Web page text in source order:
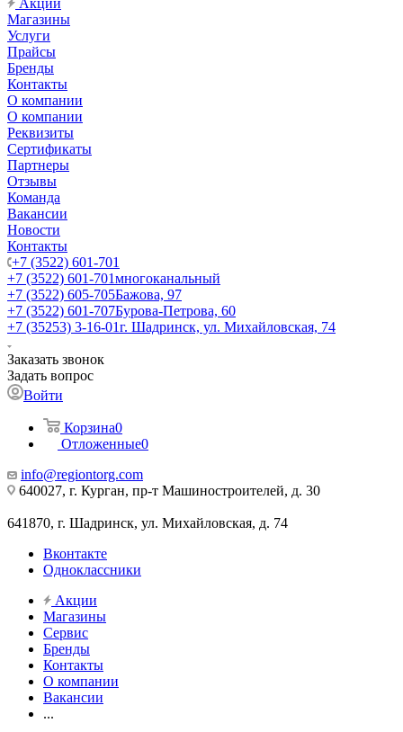
Акции
Магазины
Услуги
Прайсы
Бренды
Контакты
О компании
О компании
Реквизиты
Сертификаты
Партнеры
Отзывы
Команда
Вакансии
Новости
Контакты
+7 (3522) 601-701
+7 (3522) 601-701многоканальный
+7 (3522) 605-705Бажова, 97
+7 (3522) 601-707Бурова-Петрова, 60
+7 (35253) 3-16-01г. Шадринск, ул. Михайловская, 74
Заказать звонок
Задать вопрос
Войти
Корзина0
Отложенные0
info@regiontorg.com
640027, г. Курган, пр-т Машиностроителей, д. 30
641870, г. Шадринск, ул. Михайловская, д. 74
Вконтакте
Одноклассники
Акции
Магазины
Сервис
Бренды
Контакты
О компании
Вакансии
...